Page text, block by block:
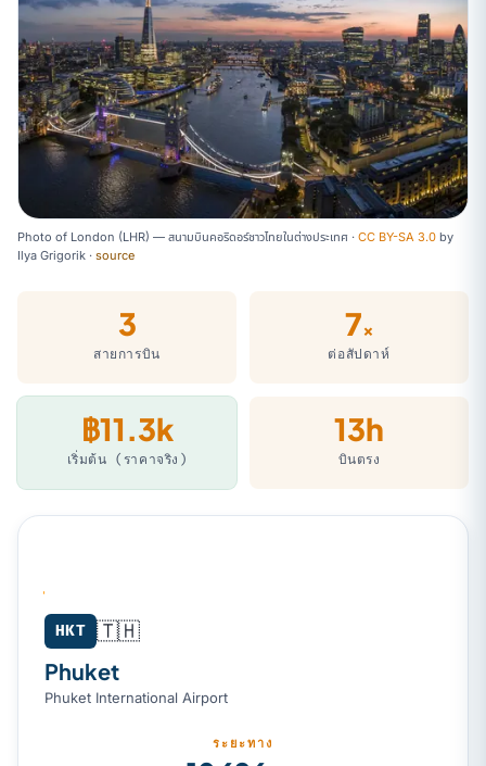
Photo of London (LHR) — สนามบินคอริดอร์ชาวไทยในต่างประเทศ · CC BY-SA 3.0 by
Ilya Grigorik · source
3
สายการบิน
7×
ต่อสัปดาห์
฿11.3k
เริ่มต้น (ราคาจริง)
13h
บินตรง
Phuket (HKT) → London (LHR)
HKT 🇹🇭
Phuket
Phuket International Airport
ระยะทาง